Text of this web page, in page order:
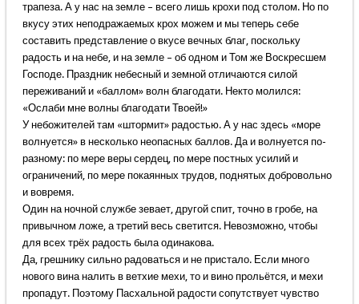
трапеза. А у нас на земле – всего лишь крохи под столом. Но по
вкусу этих неподражаемых крох можем и мы теперь себе
составить представление о вкусе вечных благ, поскольку
радость и на небе, и на земле – об одном и Том же Воскресшем
Господе. Праздник небесный и земной отличаются силой
переживаний и «баллом» волн благодати. Некто молился:
«Ослаби мне волны благодати Твоей!»
У небожителей там «штормит» радостью. А у нас здесь «море
волнуется» в несколько неопасных баллов. Да и волнуется по-
разному: по мере веры сердец, по мере постных усилий и
ограничений, по мере покаянных трудов, поднятых добровольно
и вовремя.
Один на ночной службе зевает, другой спит, точно в гробе, на
привычном ложе, а третий весь светится. Невозможно, чтобы
для всех трёх радость была одинакова.
Да, грешнику сильно радоваться и не пристало. Если много
нового вина налить в ветхие мехи, то и вино прольётся, и мехи
пропадут. Поэтому Пасхальной радости сопутствует чувство